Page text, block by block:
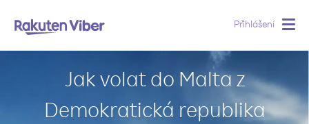
Přihlášení
Jak volat do Malta z
Demokratická republika